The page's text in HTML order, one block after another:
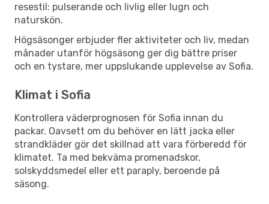
resestil: pulserande och livlig eller lugn och
naturskön.
Högsäsonger erbjuder fler aktiviteter och liv, medan
månader utanför högsäsong ger dig bättre priser
och en tystare, mer uppslukande upplevelse av Sofia.
Klimat i Sofia
Kontrollera väderprognosen för Sofia innan du
packar. Oavsett om du behöver en lätt jacka eller
strandkläder gör det skillnad att vara förberedd för
klimatet. Ta med bekväma promenadskor,
solskyddsmedel eller ett paraply, beroende på
säsong.